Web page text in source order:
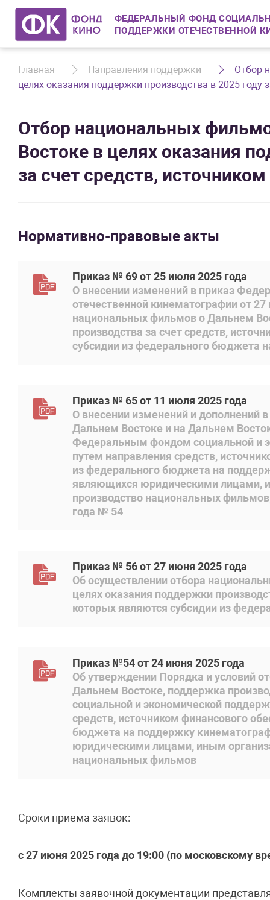
ФЕДЕРАЛЬНЫЙ ФОНД
ПОДДЕРЖКИ ОТЕЧЕСТВЕННОЙ
Главная Направления поддержки
Отбор
целях оказания поддержки производства в 2025 году
Отбор национальных
Востоке в целях оказания
за счет средств,
Нормативно-правовые акты
Приказ № 69 от 25 июля 2025 года
О внесении изменений в приказ
отечественной кинематографии от
национальных фильмов о Дальнем
производства за счет средств,
субсидии из федерального бюджета
Приказ № 65 от 11 июля 2025 года
О внесении изменений и дополнений
Дальнем Востоке и на Дальнем
Федеральным фондом социальной и
путем направления средств,
из федерального бюджета на
являющихся юридическими лицами,
производство национальных
года № 54
Приказ № 56 от 27 июня 2025 года
Об осуществлении отбора
целях оказания поддержки
которых являются субсидии из
Приказ №54 от 24 июня 2025 года
Об утверждении Порядка и условий
Дальнем Востоке, поддержка
социальной и экономической
средств, источником финансового
бюджета на поддержку
юридическими лицами, иным
национальных фильмов
Сроки приема заявок:
с 27 июня 2025 года до 19:00 (по московскому
Комплекты заявочной документации